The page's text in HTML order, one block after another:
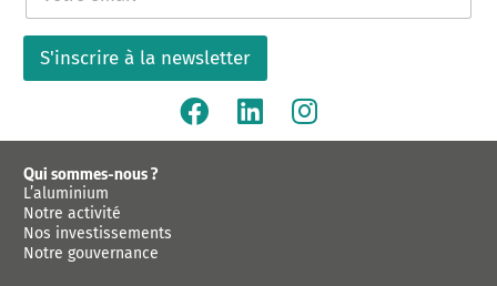
m
l
S'inscrire à la newsletter
Qui sommes-nous ?
L’aluminium
Notre activité
Nos investissements
Notre gouvernance